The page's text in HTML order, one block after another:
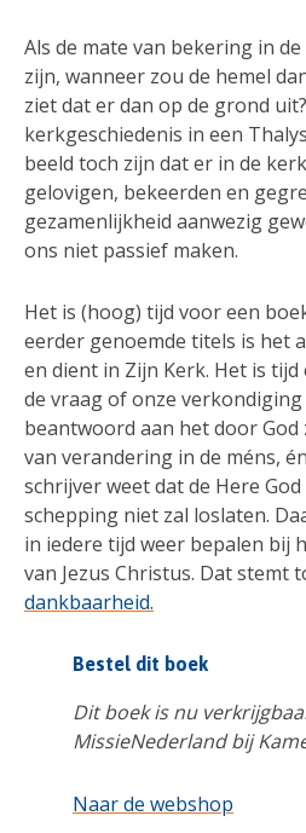
Als de mate van bekering in
zijn, wanneer zou de hemel
ziet dat er dan op de grond
kerkgeschiedenis in een
beeld toch zijn dat er in de
gelovigen, bekeerden en
gezamenlijkheid aanwezig
ons niet passief maken.
Het is (hoog) tijd voor een
eerder genoemde titels is het
en dient in Zijn Kerk. Het is
de vraag of onze
beantwoord aan het door
van verandering in de méns,
schrijver weet dat de Here
schepping niet zal loslaten.
in iedere tijd weer bepalen bij
van Jezus Christus. Dat stemt
dankbaarheid.
Bestel dit boek
Dit boek is nu
MissieNederland bij
Naar de webshop